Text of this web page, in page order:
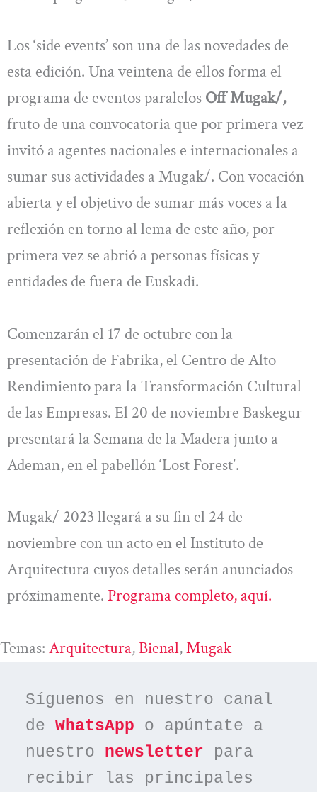
Los ‘side events’ son una de las novedades de
esta edición. Una veintena de ellos forma el
programa de eventos paralelos Off Mugak/,
fruto de una convocatoria que por primera vez
invitó a agentes nacionales e internacionales a
sumar sus actividades a Mugak/. Con vocación
abierta y el objetivo de sumar más voces a la
reflexión en torno al lema de este año, por
primera vez se abrió a personas físicas y
entidades de fuera de Euskadi.
Comenzarán el 17 de octubre con la
presentación de Fabrika, el Centro de Alto
Rendimiento para la Transformación Cultural
de las Empresas. El 20 de noviembre Baskegur
presentará la Semana de la Madera junto a
Ademan, en el pabellón ‘Lost Forest’.
Mugak/ 2023 llegará a su fin el 24 de
noviembre con un acto en el Instituto de
Arquitectura cuyos detalles serán anunciados
próximamente. Programa completo, aquí.
Temas: Arquitectura, Bienal, Mugak
Síguenos en nuestro canal
de WhatsApp o apúntate a
nuestro newsletter para
recibir las principales